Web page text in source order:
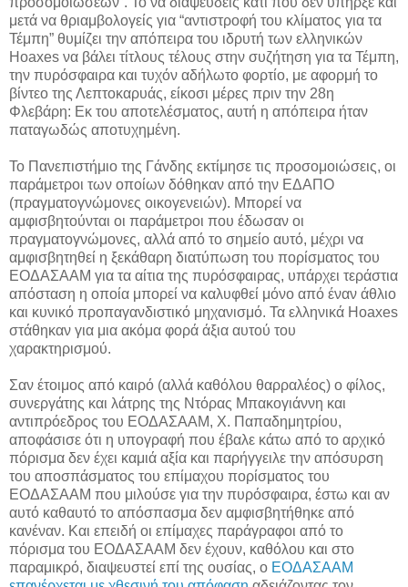
μετά να θριαμβολογείς για “αντιστροφή του κλίματος για τα
Τέμπη” θυμίζει την απόπειρα του ιδρυτή των ελληνικών
Hoaxes να βάλει τίτλους τέλους στην συζήτηση για τα Τέμπη,
την πυρόσφαιρα και τυχόν αδήλωτο φορτίο, με αφορμή το
βίντεο της Λεπτοκαρυάς, είκοσι μέρες πριν την 28η
Φλεβάρη: Εκ του αποτελέσματος, αυτή η απόπειρα ήταν
παταγωδώς αποτυχημένη.
Το Πανεπιστήμιο της Γάνδης εκτίμησε τις προσομοιώσεις, οι
παράμετροι των οποίων δόθηκαν από την ΕΔΑΠΟ
(πραγματογνώμονες οικογενειών). Μπορεί να
αμφισβητούνται οι παράμετροι που έδωσαν οι
πραγματογνώμονες, αλλά από το σημείο αυτό, μέχρι να
αμφισβητηθεί η ξεκάθαρη διατύπωση του πορίσματος του
ΕΟΔΑΣΑΑΜ για τα αίτια της πυρόσφαιρας, υπάρχει τεράστια
απόσταση η οποία μπορεί να καλυφθεί μόνο από έναν άθλιο
και κυνικό προπαγανδιστικό μηχανισμό. Τα ελληνικά Hoaxes
στάθηκαν για μια ακόμα φορά άξια αυτού του
χαρακτηρισμού.
Σαν έτοιμος από καιρό (αλλά καθόλου θαρραλέος) ο φίλος,
συνεργάτης και λάτρης της Ντόρας Μπακογιάννη και
αντιπρόεδρος του ΕΟΔΑΣΑΑΜ, Χ. Παπαδημητρίου,
αποφάσισε ότι η υπογραφή που έβαλε κάτω από το αρχικό
πόρισμα δεν έχει καμιά αξία και παρήγγειλε την απόσυρση
του αποσπάσματος του επίμαχου πορίσματος του
ΕΟΔΑΣΑΑΜ που μιλούσε για την πυρόσφαιρα, έστω και αν
αυτό καθαυτό το απόσπασμα δεν αμφισβητήθηκε από
κανέναν. Και επειδή οι επίμαχες παράγραφοι από το
πόρισμα του ΕΟΔΑΣΑΑΜ δεν έχουν, καθόλου και στο
παραμικρό, διαψευστεί επί της ουσίας, ο ΕΟΔΑΣΑΑΜ